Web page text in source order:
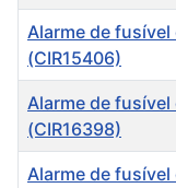
Alarme de fusível
(CIR15406)
Alarme de fusível
(CIR16398)
Alarme de fusível